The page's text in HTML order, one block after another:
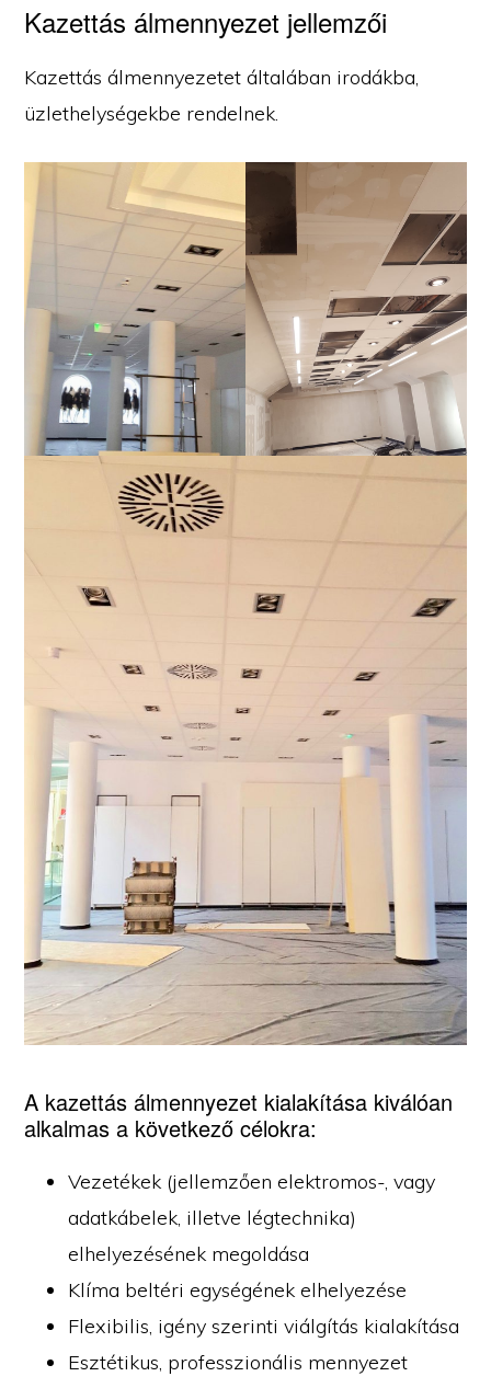
Kazettás álmennyezet jellemzői
Kazettás álmennyezetet általában irodákba,
üzlethelységekbe rendelnek.
A kazettás álmennyezet kialakítása kiválóan
alkalmas a következő célokra:
Vezetékek (jellemzően elektromos-, vagy
adatkábelek, illetve légtechnika)
elhelyezésének megoldása
Klíma beltéri egységének elhelyezése
Flexibilis, igény szerinti viálgítás kialakítása
Esztétikus, professzionális mennyezet